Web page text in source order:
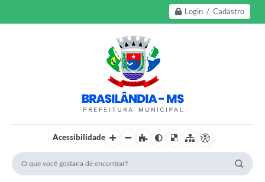
Login / Cadastro
Acessibilidade